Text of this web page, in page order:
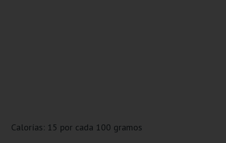
Calorías: 15 por cada 100 gramos